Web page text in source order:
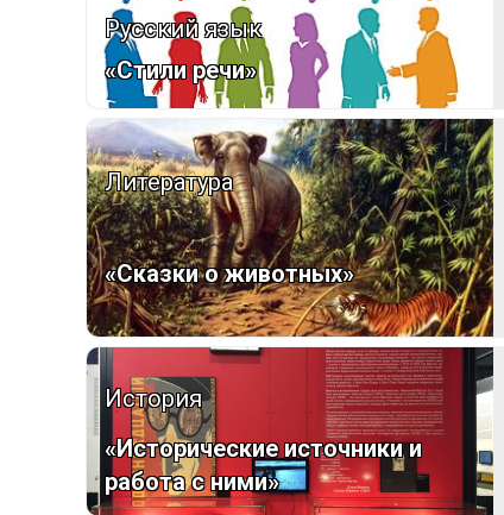
Русский язык
«Стили речи»
Литература
«Сказки о животных»
История
«Исторические источники и
работа с ними»